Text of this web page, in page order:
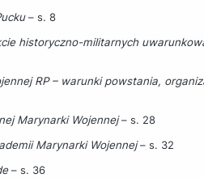
– s. 8
historyczno-militarnych
RP – warunki powstania,
Marynarki Wojennej– s. 28
Marynarki Wojennej– s. 32
– s. 36